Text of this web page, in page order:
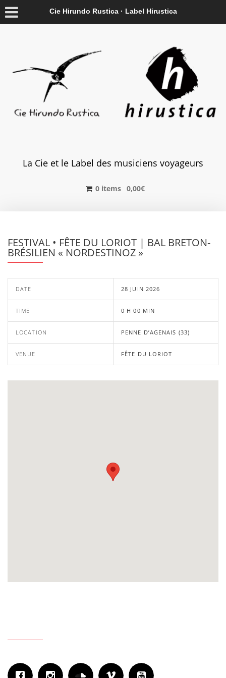
Cie Hirundo Rustica · Label Hirustica
La Cie et le Label des musiciens voyageurs
0 items 0,00€
FESTIVAL • FÊTE DU LORIOT | BAL BRETON-
BRÉSILIEN « NORDESTINOZ »
DATE 28 JUIN 2026
TIME 0 H 00 MIN
LOCATION PENNE D’AGENAIS (33)
VENUE FÊTE DU LORIOT